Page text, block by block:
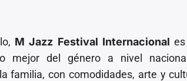
M Jazz Festival Internacional
mejor del género a nivel
familia, con comodidades, arte y